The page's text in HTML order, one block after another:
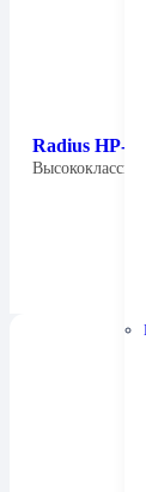
Radius HP-